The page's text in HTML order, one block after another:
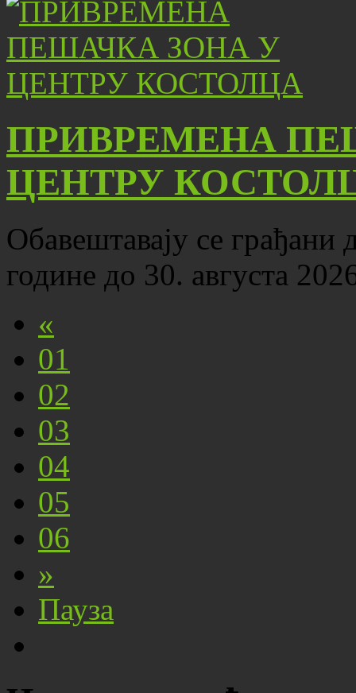
ПРИВРЕМЕНА
ЦЕНТРУ
Обавештавају се грађани
године до 30. августа
«
01
02
03
04
05
06
»
Пауза